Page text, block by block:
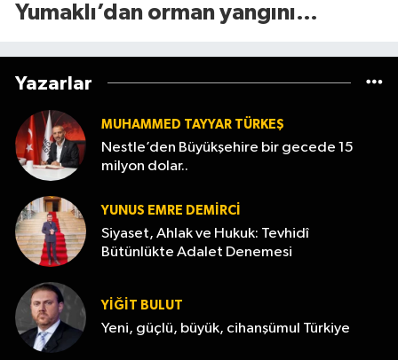
Yumaklı’dan orman yangını
Yazarlar
MUHAMMED TAYYAR TÜRKEŞ
Nestle’den Büyükşehire bir gecede 15
milyon dolar..
YUNUS EMRE DEMIRCI
Siyaset, Ahlak ve Hukuk: Tevhidî
Bütünlükte Adalet Denemesi
YİĞİT BULUT
Yeni, güçlü, büyük, cihanşümul Türkiye